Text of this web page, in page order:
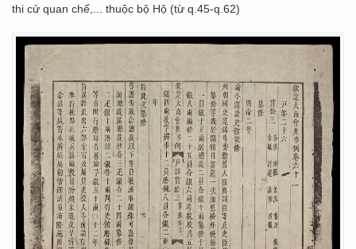
thi cử quan chế,... thuộc bộ Hộ (từ q.45-q.62)